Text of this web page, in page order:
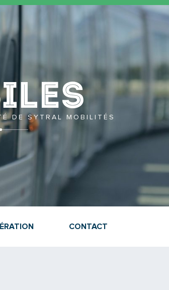
Mobiles
DE SYTRAL MOBILITÉS
CONTACT